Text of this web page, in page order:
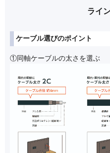
ライ
ケーブル選びのポイント
①同軸ケーブルの太さを選ぶ